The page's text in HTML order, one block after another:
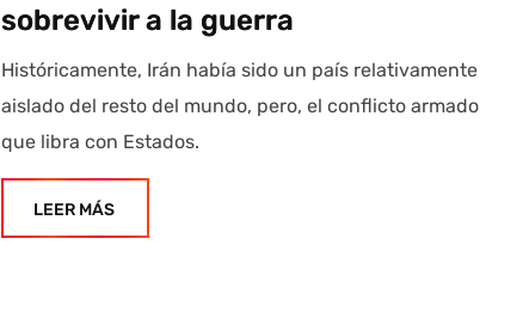
sobrevivir a la guerra
Históricamente, Irán había sido un país relativamente
aislado del resto del mundo, pero, el conflicto armado
que libra con Estados.
LEER MÁS